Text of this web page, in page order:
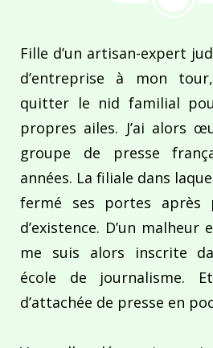
Fille d’un artisan-expert
d’entreprise à mon
quitter le nid familial
propres ailes. J’ai alors
groupe de presse
années. La filiale dans
fermé ses portes après
d’existence. D’un malheur
me suis alors inscrite
école de journalisme.
d’attachée de presse en